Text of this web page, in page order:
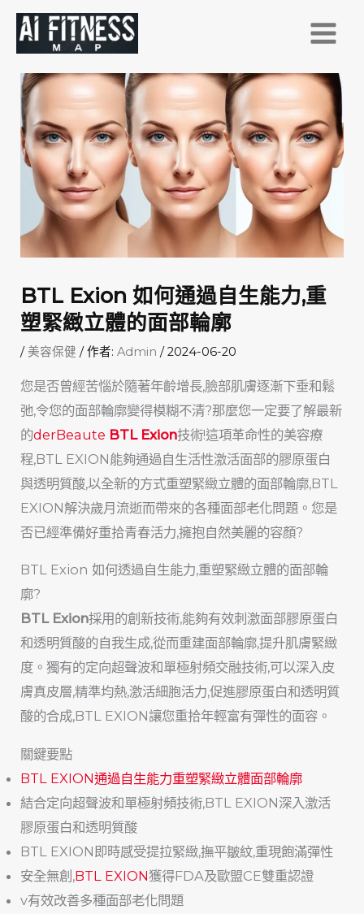
BTL Exion 如何通過自生能力,重
塑緊緻立體的面部輪廓
/ 美容保健 / 作者:Admin/2024-06-20
您是否曾經苦惱於隨著年齡增長,臉部肌膚逐漸下垂和鬆
弛,令您的面部輪廓變得模糊不清?那麼您一定要了解最新
的derBeaute BTL Exion技術!這項革命性的美容療
程,BTL EXION能夠通過自生活性激活面部的膠原蛋白
與透明質酸,以全新的方式重塑緊緻立體的面部輪廓,BTL
EXION解決歲月流逝而帶來的各種面部老化問題。您是
否已經準備好重拾青春活力,擁抱自然美麗的容顏?
BTL Exion 如何透過自生能力,重塑緊緻立體的面部輪
廓?
BTL Exion採用的創新技術,能夠有效刺激面部膠原蛋白
和透明質酸的自我生成,從而重建面部輪廓,提升肌膚緊緻
度。獨有的定向超聲波和單極射頻交融技術,可以深入皮
膚真皮層,精準均熱,激活細胞活力,促進膠原蛋白和透明質
酸的合成,BTL EXION讓您重拾年輕富有彈性的面容。
關鍵要點
BTL EXION通過自生能力重塑緊緻立體面部輪廓
結合定向超聲波和單極射頻技術,BTL EXION深入激活
膠原蛋白和透明質酸
BTL EXION即時感受提拉緊緻,撫平皺紋,重現飽滿彈性
安全無創,BTL EXION獲得FDA及歐盟CE雙重認證
v有效改善多種面部老化問題